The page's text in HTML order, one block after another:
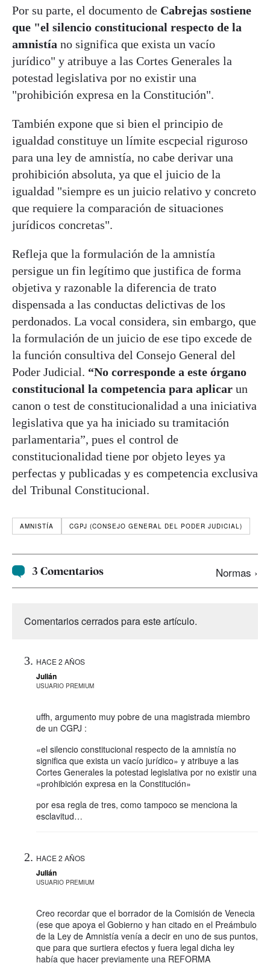
Por su parte, el documento de Cabrejas sostiene
que "el silencio constitucional respecto de la
amnistía no significa que exista un vacío
jurídico" y atribuye a las Cortes Generales la
potestad legislativa por no existir una
"prohibición expresa en la Constitución".
También expone que si bien el principio de
igualdad constituye un límite escpecial riguroso
para una ley de amnistía, no cabe derivar una
prohibición absoluta, ya que el juicio de la
igualdad "siempre es un juicio relativo y concreto
que requiere la comparación de situaciones
jurídicos concretas".
Refleja que la formulación de la amnistía
persigue un fin legítimo que justifica de forma
objetiva y razonable la diferencia de trato
dispensada a las conductas delictivas de los
perdonados. La vocal considera, sin embargo, que
la formulación de un juicio de ese tipo excede de
la función consultiva del Consejo General del
Poder Judicial. “No corresponde a este órgano
constitucional la competencia para aplicar un
canon o test de constitucionalidad a una iniciativa
legislativa que ya ha iniciado su tramitación
parlamentaria”, pues el control de
constitucionalidad tiene por objeto leyes ya
perfectas y publicadas y es competencia exclusiva
del Tribunal Constitucional.
AMNISTÍA CGPJ (CONSEJO GENERAL DEL PODER JUDICIAL)
3 Comentarios Normas ›
Comentarios cerrados para este artículo.
HACE 2 AÑOS
Julián
USUARIO PREMIUM
uffh, argumento muy pobre de una magistrada miembro
de un CGPJ :
«el silencio constitucional respecto de la amnistía no
significa que exista un vacío jurídico» y atribuye a las
Cortes Generales la potestad legislativa por no existir una
«prohibición expresa en la Constitución»
por esa regla de tres, como tampoco se menciona la
esclavitud…
HACE 2 AÑOS
Julián
USUARIO PREMIUM
Creo recordar que el borrador de la Comisión de Venecia
(ese que apoya el Gobierno y han citado en el Preámbulo
de la Ley de Amnistía venía a decir en uno de sus puntos,
que para que surtiera efectos y fuera legal dicha ley
había que hacer previamente una REFORMA